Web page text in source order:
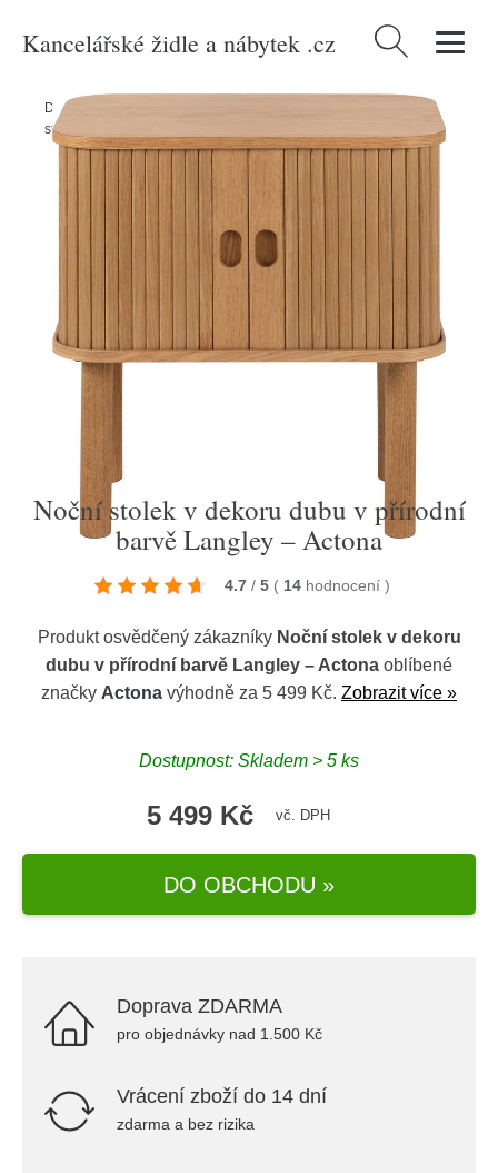
Kancelářské židle a nábytek .cz Vyhledávání
Domů
Noční
stolek v dekoru dubu v přírodní barvě Langley – Actona
Noční stolek v dekoru dubu v přírodní
barvě Langley – Actona
4.7 / 5 ( 14 hodnocení )
Produkt osvědčený zákazníky Noční stolek v dekoru
dubu v přírodní barvě Langley – Actona oblíbené
značky Actona výhodně za 5 499 Kč. Zobrazit více »
Dostupnost: Skladem > 5 ks
5 499 Kč vč. DPH
DO OBCHODU »
Doprava ZDARMA
pro objednávky nad 1.500 Kč
Vrácení zboží do 14 dní
zdarma a bez rizika